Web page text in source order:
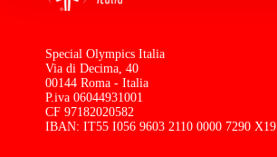
Special Olympics Italia
Via di Decima, 40
00144 Roma - Italia
P.iva 06044931001
CF 97182020582
IBAN: IT55 I056 9603 2110 0000 7290 X19